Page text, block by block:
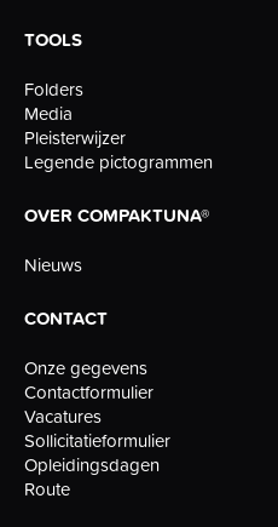
TOOLS
Folders
Media
Pleisterwijzer
Legende pictogrammen
OVER COMPAKTUNA®
Nieuws
CONTACT
Onze gegevens
Contactformulier
Vacatures
Sollicitatieformulier
Opleidingsdagen
Route